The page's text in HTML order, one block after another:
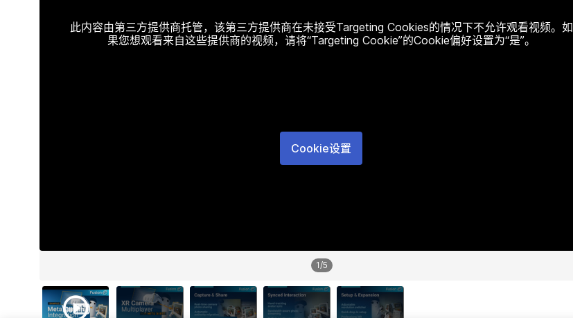
此内容由第三方提供商托管，该第三方提供商在未接受Targeting Cookies的情况下不允许观看视频。如
果您想观看来自这些提供商的视频，请将“Targeting Cookie”的Cookie偏好设置为“是”。
Cookie设置
1/5